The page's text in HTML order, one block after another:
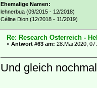
Ehemalige Namen:
lehnerbua (09/2015 - 12/2018)
Céline Dion (12/2018 - 11/2019)
Re: Research Österreich -
«Antwort #63 am: 28.Mai 2020,
Und gleich